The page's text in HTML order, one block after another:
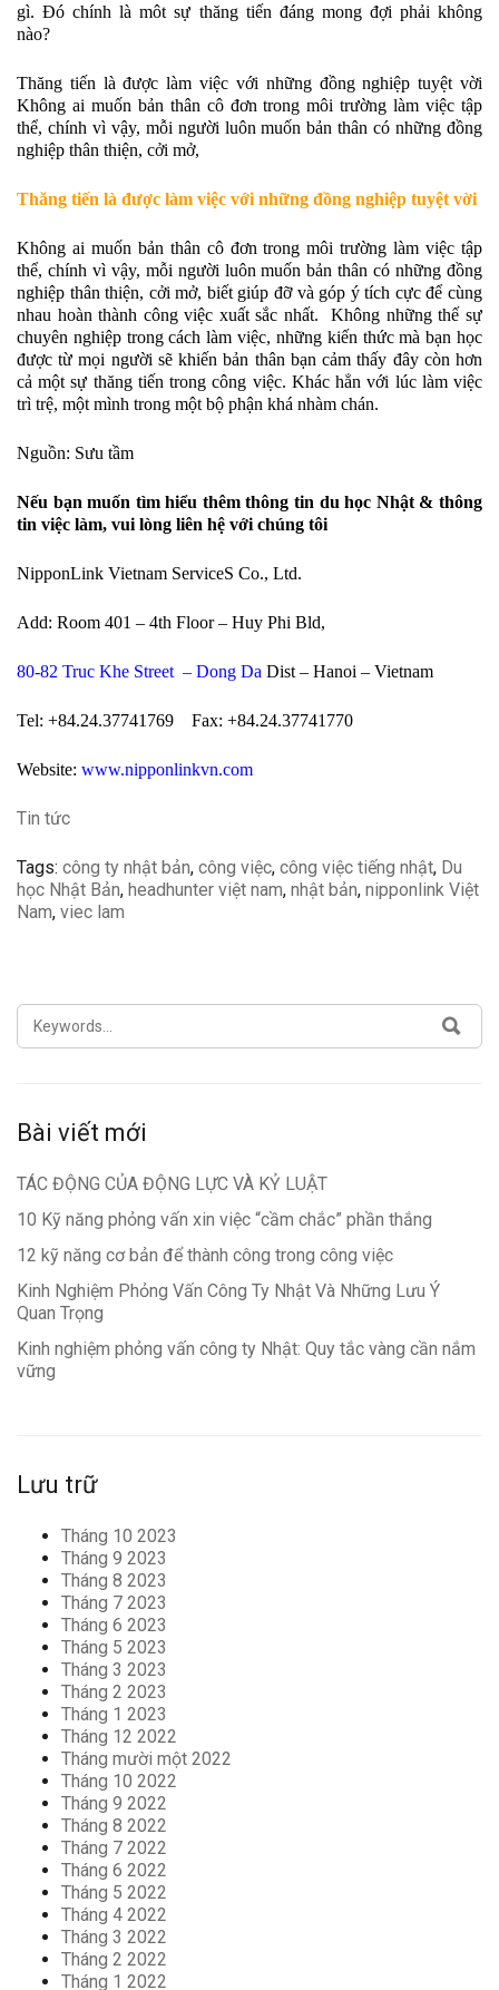
gì. Đó chính là môt sự thăng tiến đáng mong đợi phải không
nào?
Thăng tiến là được làm việc với những đồng nghiệp tuyệt vời
Không ai muốn bản thân cô đơn trong môi trường làm việc tập
thể, chính vì vậy, mỗi người luôn muốn bản thân có những đồng
nghiệp thân thiện, cởi mở,
Thăng tiến là được làm việc với những đồng nghiệp tuyệt vời
Không ai muốn bản thân cô đơn trong môi trường làm việc tập
thể, chính vì vậy, mỗi người luôn muốn bản thân có những đồng
nghiệp thân thiện, cởi mở, biết giúp đỡ và góp ý tích cực để cùng
nhau hoàn thành công việc xuất sắc nhất. Không những thế sự
chuyên nghiệp trong cách làm việc, những kiến thức mà bạn học
được từ mọi người sẽ khiến bản thân bạn cảm thấy đây còn hơn
cả một sự thăng tiến trong công việc. Khác hẳn với lúc làm việc
trì trệ, một mình trong một bộ phận khá nhàm chán.
Nguồn: Sưu tầm
Nếu bạn muốn tìm hiểu thêm thông tin du học Nhật & thông
tin việc làm, vui lòng liên hệ với chúng tôi
NipponLink Vietnam ServiceS Co., Ltd.
Add: Room 401 – 4th Floor – Huy Phi Bld,
80-82 Truc Khe Street – Dong Da Dist – Hanoi – Vietnam
Tel: +84.24.37741769 Fax: +84.24.37741770
Website: www.nipponlinkvn.com
Tin tức
Tags: công ty nhật bản, công việc, công việc tiếng nhật, Du
học Nhật Bản, headhunter việt nam, nhật bản, nipponlink Việt
Nam, viec lam
SEARCH
FOR:
Bài viết mới
TÁC ĐỘNG CỦA ĐỘNG LỰC VÀ KỶ LUẬT
10 Kỹ năng phỏng vấn xin việc “cầm chắc” phần thắng
12 kỹ năng cơ bản để thành công trong công việc
Kinh Nghiệm Phỏng Vấn Công Ty Nhật Và Những Lưu Ý
Quan Trọng
Kinh nghiệm phỏng vấn công ty Nhật: Quy tắc vàng cần nắm
vững
Lưu trữ
Tháng 10 2023
Tháng 9 2023
Tháng 8 2023
Tháng 7 2023
Tháng 6 2023
Tháng 5 2023
Tháng 3 2023
Tháng 2 2023
Tháng 1 2023
Tháng 12 2022
Tháng mười một 2022
Tháng 10 2022
Tháng 9 2022
Tháng 8 2022
Tháng 7 2022
Tháng 6 2022
Tháng 5 2022
Tháng 4 2022
Tháng 3 2022
Tháng 2 2022
Tháng 1 2022